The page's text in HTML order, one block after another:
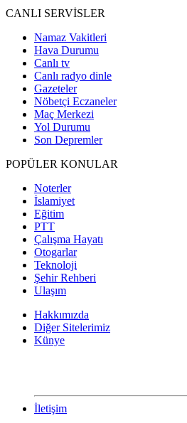
CANLI SERVİSLER
Namaz Vakitleri
Hava Durumu
Canlı tv
Canlı radyo dinle
Gazeteler
Nöbetçi Eczaneler
Maç Merkezi
Yol Durumu
Son Depremler
POPÜLER KONULAR
Noterler
İslamiyet
Eğitim
PTT
Çalışma Hayatı
Otogarlar
Teknoloji
Şehir Rehberi
Ulaşım
Hakkımızda
Diğer Sitelerimiz
Künye
İletişim